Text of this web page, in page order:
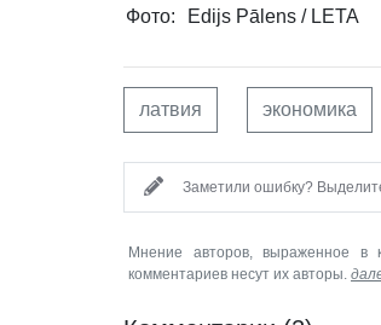
Фото:
Edijs Pālens / LETA
латвия экономика
Заметили ошибку?
Мнение авторов, выраженное в
комментариев несут их авторы.